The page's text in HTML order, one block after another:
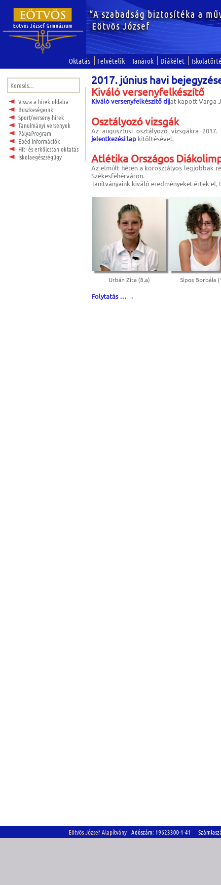
Oktatás Felvételik Tanárok Diákélet
Keresés:
Vissza a hírek oldalra
Büszkeségeink
Sport/verseny hírek
Tanulmányi versenyek
PályaProgram
Ebéd információk
Hit- és erkölcstan oktatás
Iskolaegészségügy
2017. június havi
Kiváló versenyfelkészítő
Kiváló versenyfelkészítő díjat kapott Varga
Osztályozó vizsgák
Az augusztusi osztályozó vizsgákra
jelentkezési lap kitöltésével.
Atlétika Országos
Az elmúlt héten a korosztályos legjobbak
Székesfehérváron.
Tanítványaink kiváló eredményeket értek
Urbán Zita (8.a) Sipos Borbála
Folytatás … →
Eötvös József Alapítvány Adószám: 19623300-1-41